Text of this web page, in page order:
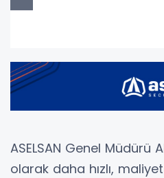
ASELSAN Genel Müdürü
olarak daha hızlı,